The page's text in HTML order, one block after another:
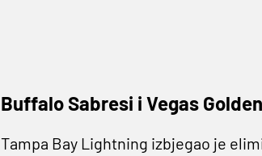
Buffalo Sabresi i Vegas
Tampa Bay Lightning izbjegao je